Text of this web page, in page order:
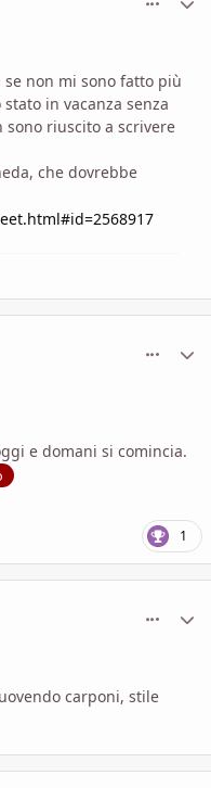
non mi sono fatto più
in vacanza senza
riuscito a scrivere
che dovrebbe
e domani si comincia.
1
carponi, stile